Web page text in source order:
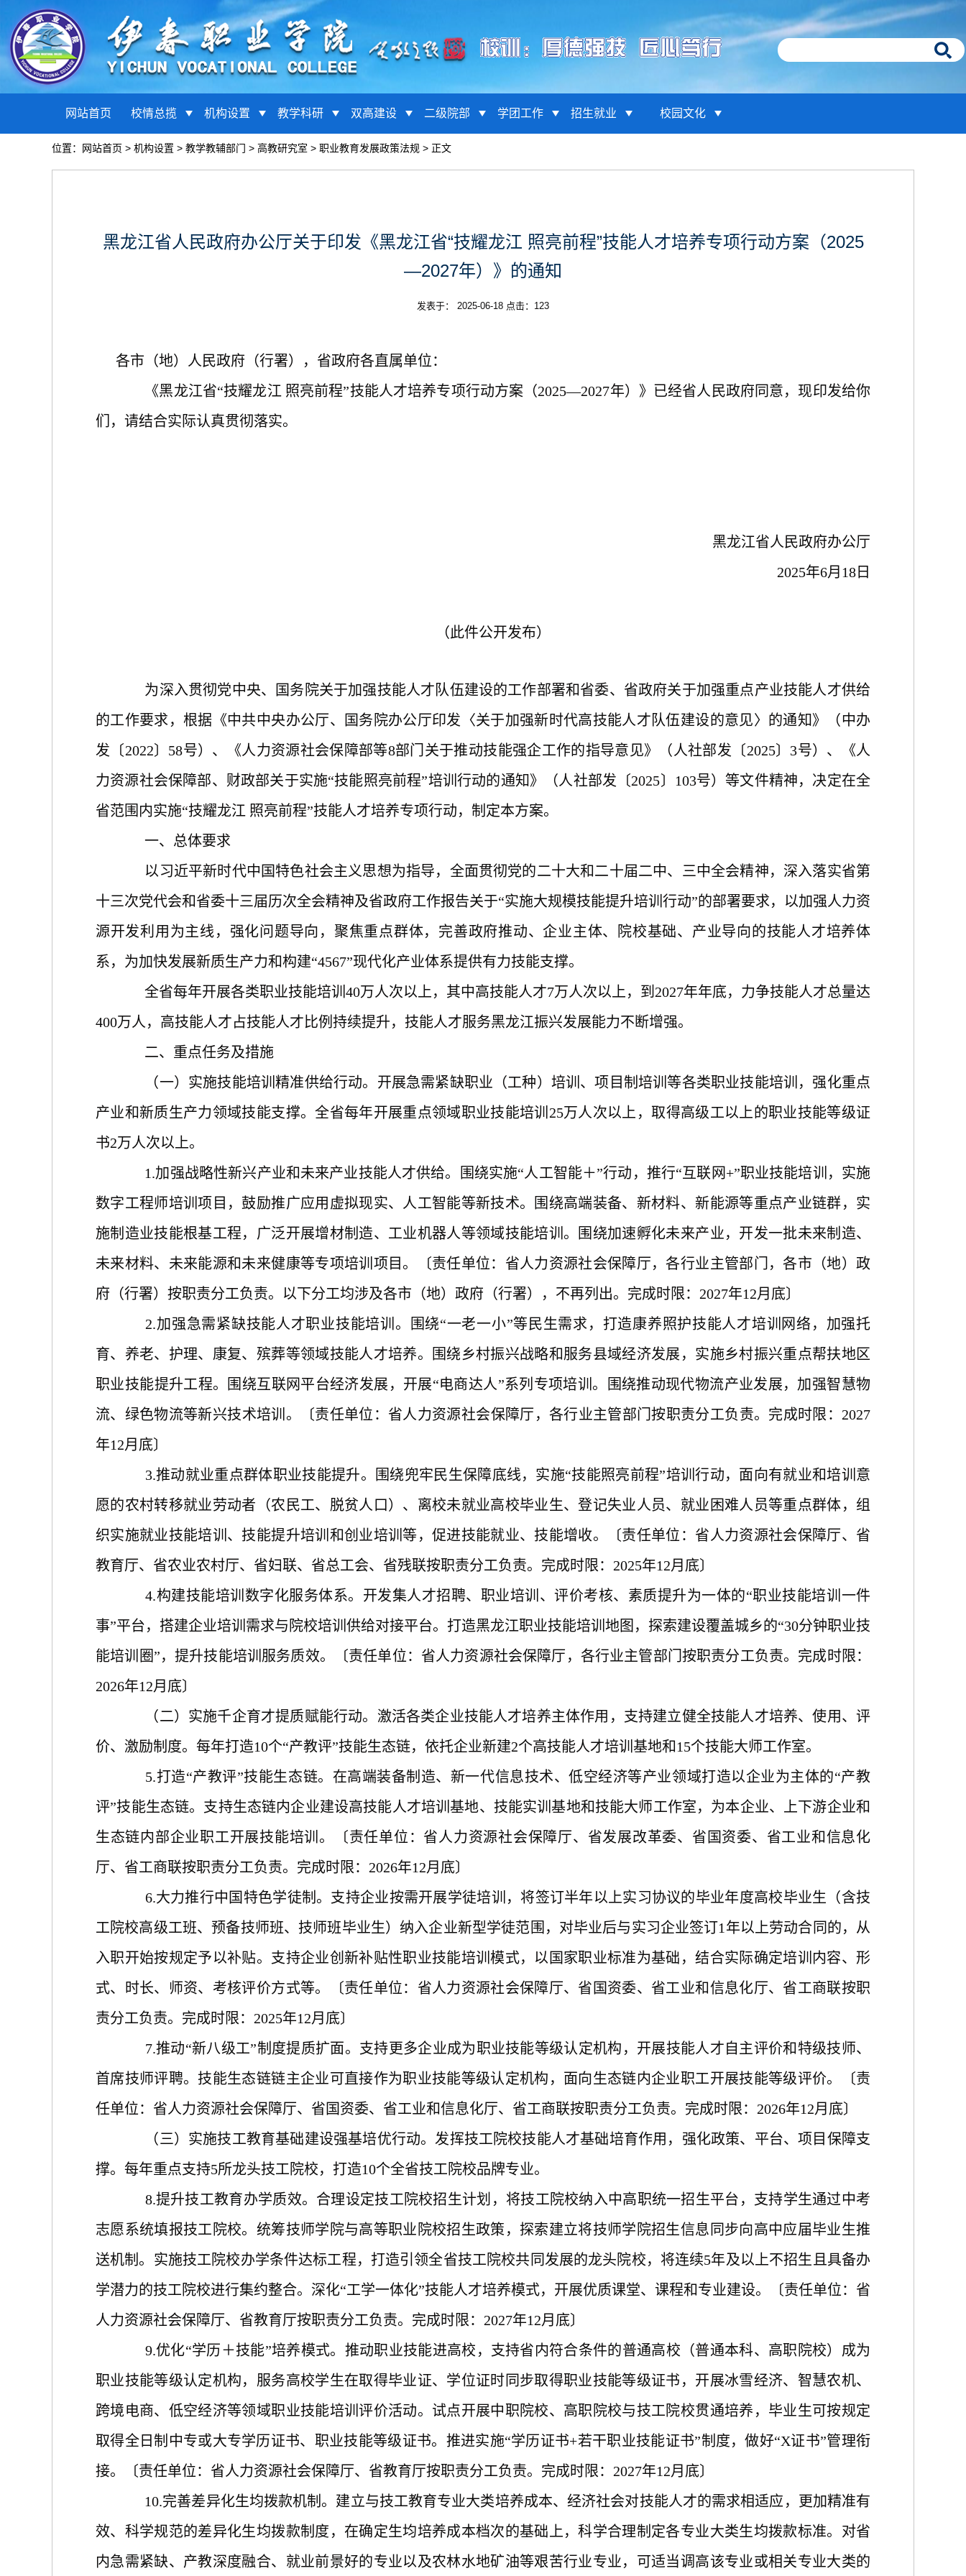
网站首页 校情总揽 机构设置 教学科研 双高建设 二级院部 学团工作 招生就业 校园文化
位置： 网站首页 > 机构设置 > 教学教辅部门 > 高教研究室 > 职业教育发展政策法规 > 正文
黑龙江省人民政府办公厅关于印发《黑龙江省“技耀龙江 照亮前程”技能人才培养专项行动方案（2025
—2027年）》的通知
发表于： 2025-06-18 点击： 123
各市（地）人民政府（行署），省政府各直属单位：
《黑龙江省“技耀龙江 照亮前程”技能人才培养专项行动方案（2025—2027年）》已经省人民政府同意，现印发给你
们，请结合实际认真贯彻落实。
黑龙江省人民政府办公厅
2025年6月18日
（此件公开发布）
为深入贯彻党中央、国务院关于加强技能人才队伍建设的工作部署和省委、省政府关于加强重点产业技能人才供给
的工作要求，根据《中共中央办公厅、国务院办公厅印发〈关于加强新时代高技能人才队伍建设的意见〉的通知》（中办
发〔 2022〕58号）、《人力资源社会保障部等8部门关于推动技能强企工作的指导意见》（人社部发〔2025〕3号）、《人
力资源社会保障部、财政部关于实施“技能照亮前程”培训行动的通知》（人社部发〔2025〕103号）等文件精神，决定在全
省范围内实施“技耀龙江 照亮前程”技能人才培养专项行动，制定本方案。
一、总体要求
以习近平新时代中国特色社会主义思想为指导，全面贯彻党的二十大和二十届二中、三中全会精神，深入落实省第
十三次党代会和省委十三届历次全会精神及省政府工作报告关于“实施大规模技能提升培训行动”的部署要求，以加强人力资
源开发利用为主线，强化问题导向，聚焦重点群体，完善政府推动、企业主体、院校基础、产业导向的技能人才培养体
系，为加快发展新质生产力和构建“4567”现代化产业体系提供有力技能支撑。
全省每年开展各类职业技能培训 40万人次以上，其中高技能人才7万人次以上，到2027年年底，力争技能人才总量达
400万人，高技能人才占技能人才比例持续提升，技能人才服务黑龙江振兴发展能力不断增强。
二、重点任务及措施
（一）实施技能培训精准供给行动。开展急需紧缺职业（工种）培训、项目制培训等各类职业技能培训，强化重点
产业和新质生产力领域技能支撑。全省每年开展重点领域职业技能培训 25万人次以上，取得高级工以上的职业技能等级证
书2万人次以上。
1.加强战略性新兴产业和未来产业技能人才供给。围绕实施“人工智能＋”行动，推行“互联网+”职业技能培训，实施
数字工程师培训项目，鼓励推广应用虚拟现实、人工智能等新技术。围绕高端装备、新材料、新能源等重点产业链群，实
施制造业技能根基工程，广泛开展增材制造、工业机器人等领域技能培训。围绕加速孵化未来产业，开发一批未来制造、
未来材料、未来能源和未来健康等专项培训项目。〔责任单位：省人力资源社会保障厅，各行业主管部门，各市（地）政
府（行署）按职责分工负责。以下分工均涉及各市（地）政府（行署），不再列出。完成时限：2027年12月底〕
2.加强急需紧缺技能人才职业技能培训。围绕“一老一小”等民生需求，打造康养照护技能人才培训网络，加强托
育、养老、护理、康复、殡葬等领域技能人才培养。围绕乡村振兴战略和服务县域经济发展，实施乡村振兴重点帮扶地区
职业技能提升工程。围绕互联网平台经济发展，开展“电商达人”系列专项培训。围绕推动现代物流产业发展，加强智慧物
流、绿色物流等新兴技术培训。〔责任单位：省人力资源社会保障厅，各行业主管部门按职责分工负责。完成时限：2027
年12月底〕
3.推动就业重点群体职业技能提升。围绕兜牢民生保障底线，实施“技能照亮前程”培训行动，面向有就业和培训意
愿的农村转移就业劳动者（农民工、脱贫人口）、离校未就业高校毕业生、登记失业人员、就业困难人员等重点群体，组
织实施就业技能培训、技能提升培训和创业培训等，促进技能就业、技能增收。〔责任单位：省人力资源社会保障厅、省
教育厅、省农业农村厅、省妇联、省总工会、省残联按职责分工负责。完成时限：2025年12月底〕
4.构建技能培训数字化服务体系。开发集人才招聘、职业培训、评价考核、素质提升为一体的“职业技能培训一件
事”平台，搭建企业培训需求与院校培训供给对接平台。打造黑龙江职业技能培训地图，探索建设覆盖城乡的“30分钟职业技
能培训圈”，提升技能培训服务质效。〔责任单位：省人力资源社会保障厅，各行业主管部门按职责分工负责。完成时限：
2026年12月底〕
（二）实施千企育才提质赋能行动。激活各类企业技能人才培养主体作用，支持建立健全技能人才培养、使用、评
价、激励制度。每年打造10个“产教评”技能生态链，依托企业新建2个高技能人才培训基地和15个技能大师工作室。
5.打造“产教评”技能生态链。在高端装备制造、新一代信息技术、低空经济等产业领域打造以企业为主体的“产教
评”技能生态链。支持生态链内企业建设高技能人才培训基地、技能实训基地和技能大师工作室，为本企业、上下游企业和
生态链内部企业职工开展技能培训。〔责任单位：省人力资源社会保障厅、省发展改革委、省国资委、省工业和信息化
厅、省工商联按职责分工负责。完成时限：2026年12月底〕
6.大力推行中国特色学徒制。支持企业按需开展学徒培训，将签订半年以上实习协议的毕业年度高校毕业生（含技
工院校高级工班、预备技师班、技师班毕业生）纳入企业新型学徒范围，对毕业后与实习企业签订1年以上劳动合同的，从
入职开始按规定予以补贴。支持企业创新补贴性职业技能培训模式，以国家职业标准为基础，结合实际确定培训内容、形
式、时长、师资、考核评价方式等。〔责任单位：省人力资源社会保障厅、省国资委、省工业和信息化厅、省工商联按职
责分工负责。完成时限：2025年12月底〕
7.推动“新八级工”制度提质扩面。支持更多企业成为职业技能等级认定机构，开展技能人才自主评价和特级技师、
首席技师评聘。技能生态链链主企业可直接作为职业技能等级认定机构，面向生态链内企业职工开展技能等级评价。〔责
任单位：省人力资源社会保障厅、省国资委、省工业和信息化厅、省工商联按职责分工负责。完成时限：2026年12月底〕
（三）实施技工教育基础建设强基培优行动。发挥技工院校技能人才基础培育作用，强化政策、平台、项目保障支
撑。每年重点支持5所龙头技工院校，打造10个全省技工院校品牌专业。
8.提升技工教育办学质效。合理设定技工院校招生计划，将技工院校纳入中高职统一招生平台，支持学生通过中考
志愿系统填报技工院校。统筹技师学院与高等职业院校招生政策，探索建立将技师学院招生信息同步向高中应届毕业生推
送机制。实施技工院校办学条件达标工程，打造引领全省技工院校共同发展的龙头院校，将连续5年及以上不招生且具备办
学潜力的技工院校进行集约整合。深化“工学一体化”技能人才培养模式，开展优质课堂、课程和专业建设。〔责任单位：省
人力资源社会保障厅、省教育厅按职责分工负责。完成时限：2027年12月底〕
9.优化“学历＋技能”培养模式。推动职业技能进高校，支持省内符合条件的普通高校（普通本科、高职院校）成为
职业技能等级认定机构，服务高校学生在取得毕业证、学位证时同步取得职业技能等级证书，开展冰雪经济、智慧农机、
跨境电商、低空经济等领域职业技能培训评价活动。试点开展中职院校、高职院校与技工院校贯通培养，毕业生可按规定
取得全日制中专或大专学历证书、职业技能等级证书。推进实施“学历证书+若干职业技能证书”制度，做好“X证书”管理衔
接。〔责任单位：省人力资源社会保障厅、省教育厅按职责分工负责。完成时限：2027年12月底〕
10.完善差异化生均拨款机制。建立与技工教育专业大类培养成本、经济社会对技能人才的需求相适应，更加精准有
效、科学规范的差异化生均拨款制度，在确定生均培养成本档次的基础上，科学合理制定各专业大类生均拨款标准。对省
内急需紧缺、产教深度融合、就业前景好的专业以及农林水地矿油等艰苦行业专业，可适当调高该专业或相关专业大类的